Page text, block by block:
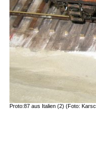
Proto:87 aus Italien (2) (Foto: